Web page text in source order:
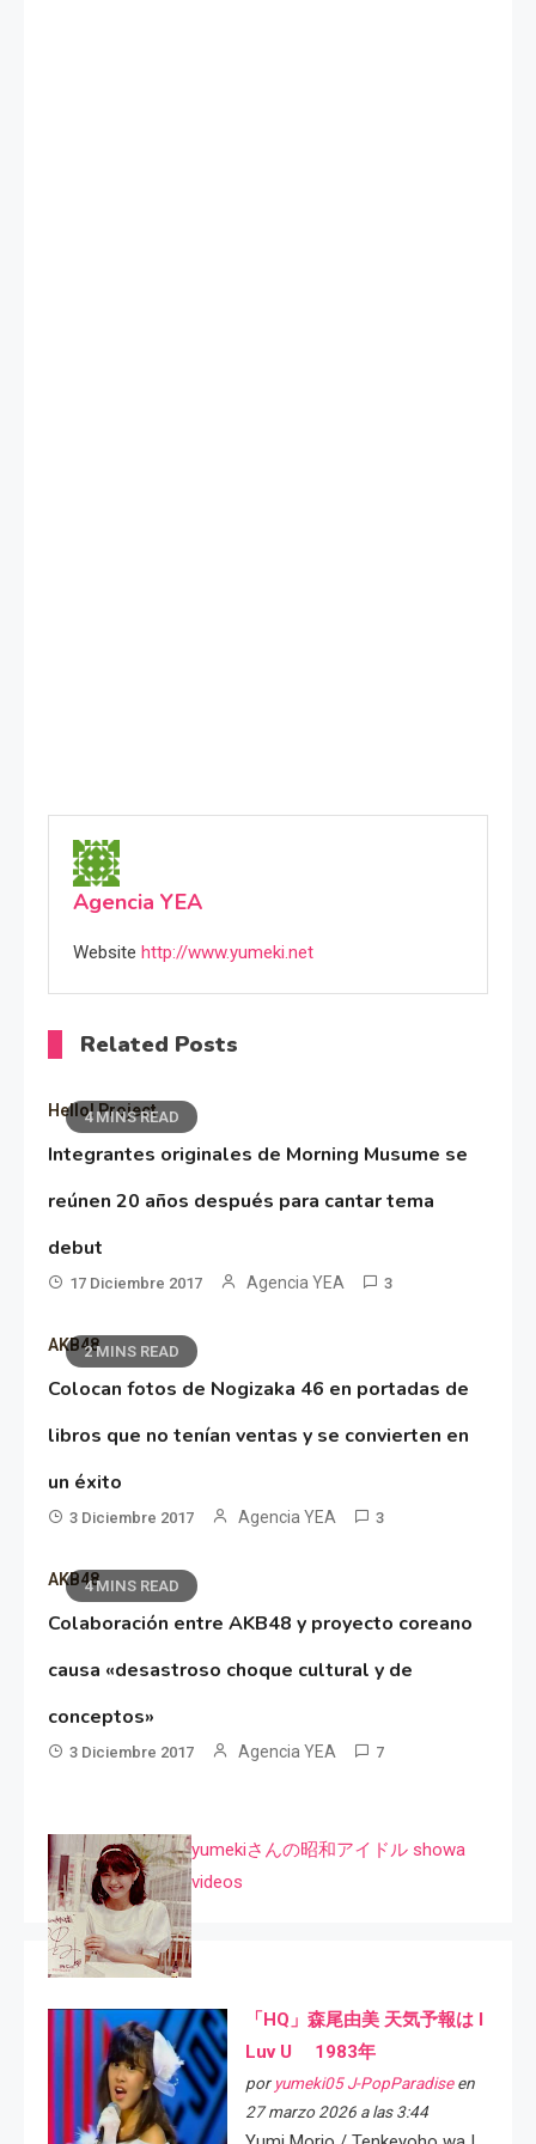
Agencia YEA
Website http://www.yumeki.net
Related Posts
4 MINS READ
Hello! Project
Integrantes originales de Morning Musume se
reúnen 20 años después para cantar tema
debut
17 Diciembre 2017 Agencia YEA 3
2 MINS READ
AKB48
Colocan fotos de Nogizaka 46 en portadas de
libros que no tenían ventas y se convierten en
un éxito
3 Diciembre 2017 Agencia YEA 3
4 MINS READ
AKB48
Colaboración entre AKB48 y proyecto coreano
causa «desastroso choque cultural y de
conceptos»
3 Diciembre 2017 Agencia YEA 7
yumekiさんの昭和アイドル showa
videos
「HQ」森尾由美 天気予報は I
Luv U 1983年
por yumeki05 J-PopParadiseen
27 marzo 2026 a las 3:44